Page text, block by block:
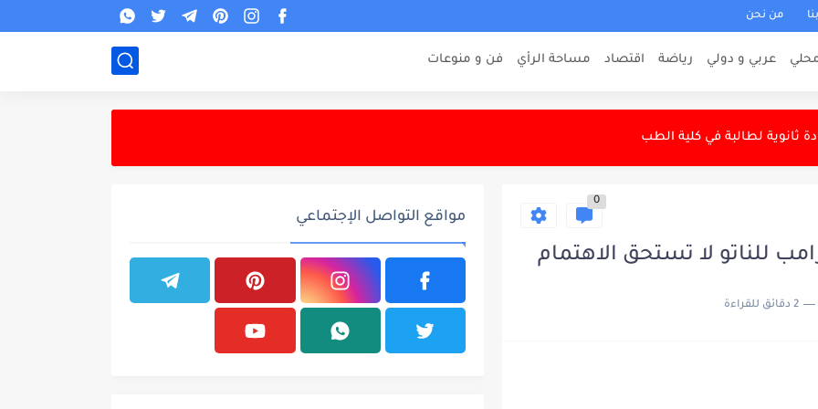
من نحن
عربي و دولي رياضة اقتصاد مساحة الرأي فن و منوعات العنف؟
ثانوية لطالبة في كلية الطب
الأوكرانية على المناطق الروسية
مضيق هرمز
0
للناتو لا تستحق الاهتمام
2 دقائق للقراءة
مواقع التواصل الإجتماعي